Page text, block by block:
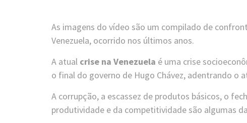
As imagens do vídeo são um compilado de
Venezuela, ocorrido nos últimos anos.
A atual crise na Venezuela é uma crise
o final do governo de Hugo Chávez, adentrando o
A corrupção, a escassez de produtos básicos, o
produtividade e da competitividade são algumas